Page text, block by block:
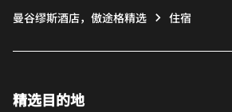
曼谷缪斯酒店，傲途格精选 住宿
精选目的地